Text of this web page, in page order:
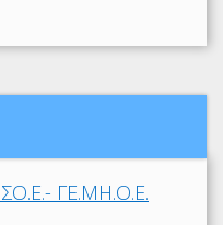
ΓΕ.ΜΗ.Ο.Ε.